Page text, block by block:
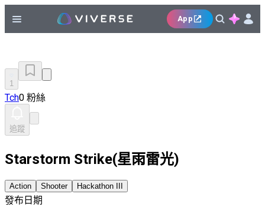
App
1
Tch0 粉絲
追蹤
Starstorm Strike(星雨雷光)
Action Shooter Hackathon III
發布日期